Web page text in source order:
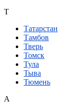
Т
Татарстан
Тамбов
Тверь
Томск
Тула
Тыва
Тюмень
А